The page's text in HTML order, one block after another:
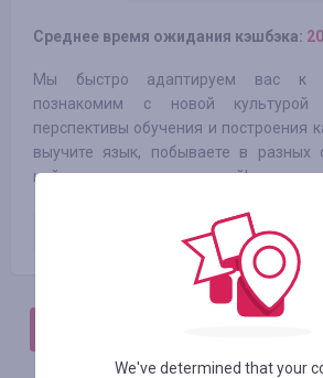
Среднее время ожидания кэшбэка:
Мы быстро адаптируем вас к
познакомим с новой
перспективы обучения и построения
выучите язык, побываете в разных
найдете много новых друзей!
Поданая заявка
We've determined that your